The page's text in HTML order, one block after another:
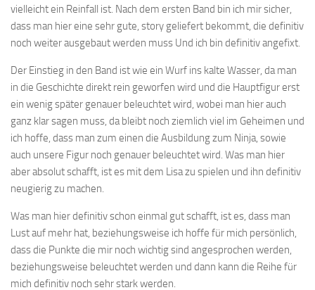
vielleicht ein Reinfall ist. Nach dem ersten Band bin ich mir sicher,
dass man hier eine sehr gute, story geliefert bekommt, die definitiv
noch weiter ausgebaut werden muss Und ich bin definitiv angefixt.
Der Einstieg in den Band ist wie ein Wurf ins kalte Wasser, da man
in die Geschichte direkt rein geworfen wird und die Hauptfigur erst
ein wenig später genauer beleuchtet wird, wobei man hier auch
ganz klar sagen muss, da bleibt noch ziemlich viel im Geheimen und
ich hoffe, dass man zum einen die Ausbildung zum Ninja, sowie
auch unsere Figur noch genauer beleuchtet wird. Was man hier
aber absolut schafft, ist es mit dem Lisa zu spielen und ihn definitiv
neugierig zu machen.
Was man hier definitiv schon einmal gut schafft, ist es, dass man
Lust auf mehr hat, beziehungsweise ich hoffe für mich persönlich,
dass die Punkte die mir noch wichtig sind angesprochen werden,
beziehungsweise beleuchtet werden und dann kann die Reihe für
mich definitiv noch sehr stark werden.